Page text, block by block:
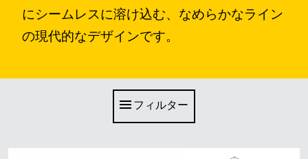
香港
韓国 (KR)
日本 (JP)
フィリピン
にシームレスに溶け込む、なめらかなライン
の現代的なデザインです。
フィルター